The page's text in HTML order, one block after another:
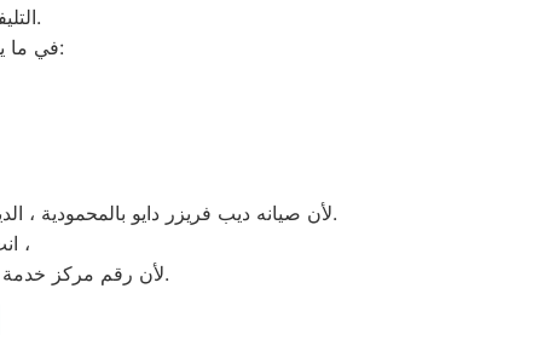
التليفونات الوهمية لشركات صيانة غير معروفة، ما قد يعرضك لعمليات النصب.
في ما يلي جمعنا لك أرقام صيانة الغسالة الأوتوماتيك لأشهر الماركات في المحمودية:
لأن صيانه ديب فريزر دايو بالمحمودية ، الديب فريزر دايو غني عن التعريف فائق الجودة دائما ما تبهرنا بموديلات فريدة و مختلفة التقنية عن مثيلاتها انها دايو.
انت الان تتعامل مع خبراء من مركز صيانه دايو للديب فريزر في المحمودية ،
لأن رقم مركز خدمة عملاء دايو للديب فريزر بجميع المحافظات اتصلوا الان مركز صيانه دايو المحمودية مباشرة.